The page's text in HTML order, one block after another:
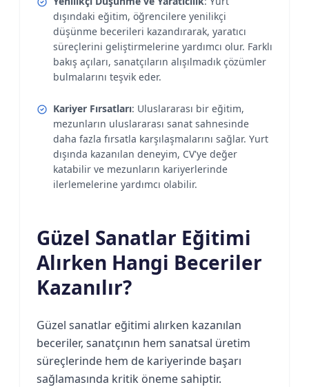
dışındaki eğitim, öğrencilere yenilikçi
düşünme becerileri kazandırarak, yaratıcı
süreçlerini geliştirmelerine yardımcı olur. Farklı
bakış açıları, sanatçıların alışılmadık çözümler
bulmalarını teşvik eder.
Kariyer Fırsatları: Uluslararası bir eğitim,
mezunların uluslararası sanat sahnesinde
daha fazla fırsatla karşılaşmalarını sağlar. Yurt
dışında kazanılan deneyim, CV'ye değer
katabilir ve mezunların kariyerlerinde
ilerlemelerine yardımcı olabilir.
Güzel Sanatlar Eğitimi
Alırken Hangi Beceriler
Kazanılır?
Güzel sanatlar eğitimi alırken kazanılan
beceriler, sanatçının hem sanatsal üretim
süreçlerinde hem de kariyerinde başarı
sağlamasında kritik öneme sahiptir.